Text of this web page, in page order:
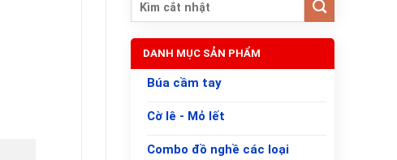
DANH MỤC SẢN PHẨM
Búa cầm tay
Cờ lê - Mỏ lết
Combo đồ nghề các loại